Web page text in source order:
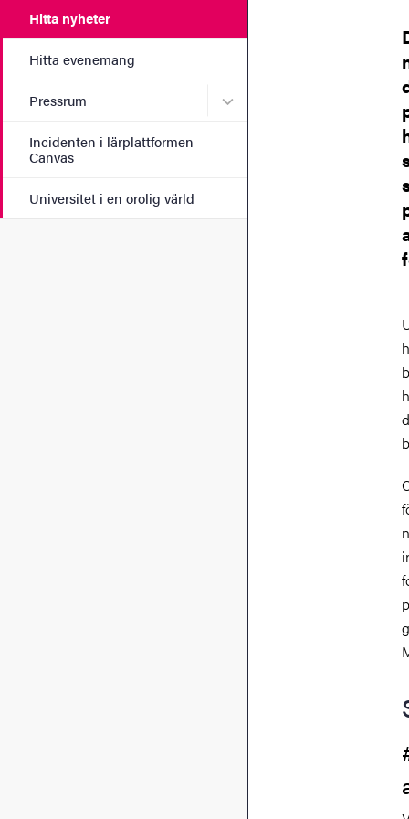
Hitta nyheter
Hitta evenemang
Pressrum Undermeny för Pressrum
Incidenten i lärplattformen
Canvas
Universitet i en orolig värld